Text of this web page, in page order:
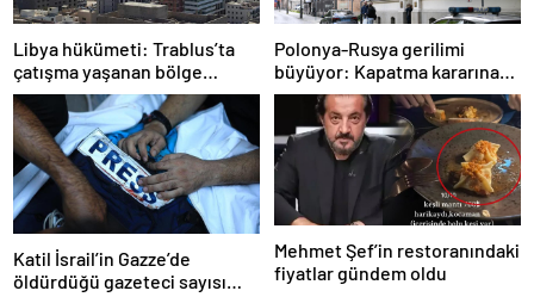
Libya hükümeti: Trablus’ta
çatışma yaşanan bölge
kontrol altında
Polonya-Rusya gerilimi
büyüyor: Kapatma kararına
karşılık vereceğiz
Katil İsrail’in Gazze’de
öldürdüğü gazeteci sayısı
Mehmet Şef’in restoranındaki
fiyatlar gündem oldu